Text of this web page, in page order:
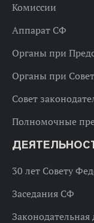
Комиссии
Аппарат СФ
Органы при
Органы при
Совет
Полномочные
30 лет Совету
Заседания СФ
Законодательная